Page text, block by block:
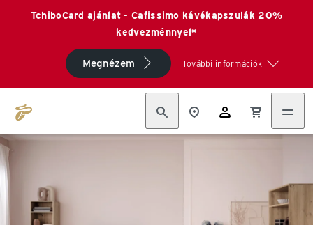
TchiboCard ajánlat - Cafissimo kávékapszulák 20%
kedvezménnyel*
Megnézem További információk